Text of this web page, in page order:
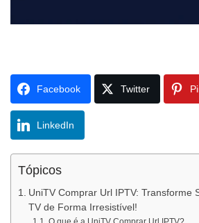
Facebook Twitter
LinkedIn
Tópicos
UniTV Comprar Url IPTV: Transforme
TV de Forma Irresistível!